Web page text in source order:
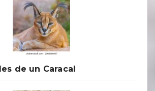
de un Caracal